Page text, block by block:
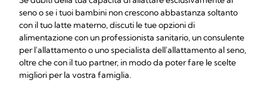
seno o se i tuoi bambini non crescono abbastanza soltanto
con il tuo latte materno, discuti le tue opzioni di
alimentazione con un professionista sanitario, un consulente
per l'allattamento o uno specialista dell'allattamento al seno,
oltre che con il tuo partner, in modo da poter fare le scelte
migliori per la vostra famiglia.